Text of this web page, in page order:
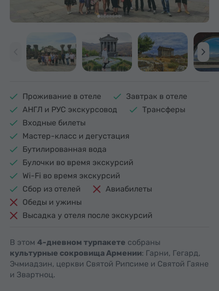
Проживание в отеле
Завтрак в отеле
АНГЛ и РУС экскурсовод
Трансферы
Входные билеты
Мастер-класс и дегустация
Бутилированная вода
Булочки во время экскурсий
Wi-Fi во время экскурсий
Сбор из отелей
Авиабилеты
Обеды и ужины
Высадка у отеля после экскурсий
В этом 4-дневном турпакете собраны
культурные сокровища Армении: Гарни, Гегард,
Эчмиадзин, церкви Святой Рипсиме и Святой Гаяне
и Звартноц.